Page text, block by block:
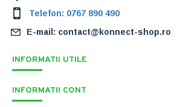
Telefon: 0767 890 490
E-mail: contact@konnect-shop.ro
INFORMATII UTILE
INFORMATII CONT